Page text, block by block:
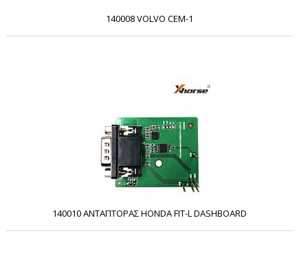
140008 VOLVO CEM-1
140010 ΑΝΤΑΠΤΟΡΑΣ HONDA FIT-L DASHBOARD